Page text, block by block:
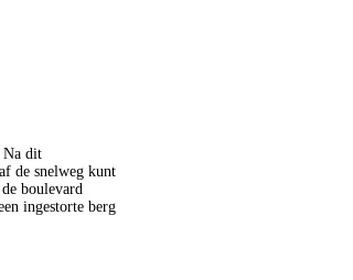
Na dit
de snelweg kunt
boulevard
ingestorte berg